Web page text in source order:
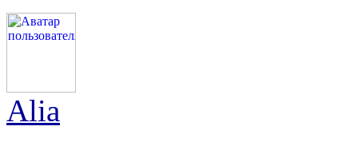
Alia